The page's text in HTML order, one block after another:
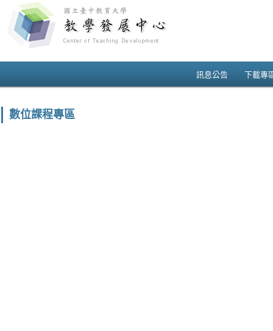
訊息公告 下載專
數位課程專區